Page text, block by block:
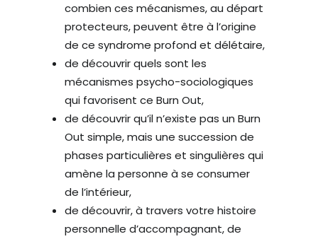
combien ces mécanismes, au départ
protecteurs, peuvent être à l’origine
de ce syndrome profond et délétaire,
de découvrir quels sont les
mécanismes psycho-sociologiques
qui favorisent ce Burn Out,
de découvrir qu’il n’existe pas un Burn
Out simple, mais une succession de
phases particulières et singulières qui
amène la personne à se consumer
de l’intérieur,
de découvrir, à travers votre histoire
personnelle d’accompagnant, de